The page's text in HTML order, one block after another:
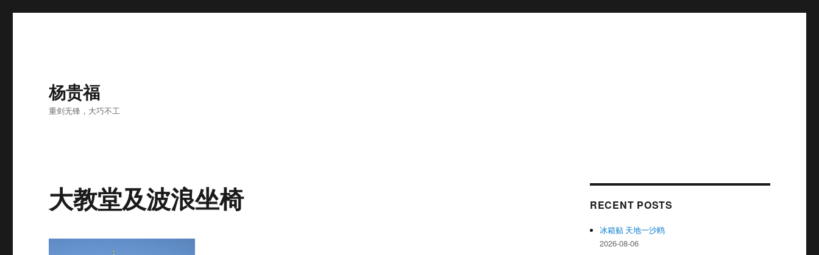
杨贵福
重剑无锋，大巧不工
大教堂及波浪坐椅 RECENT POSTS
冰箱贴 天地一沙鸥
2026-08-06